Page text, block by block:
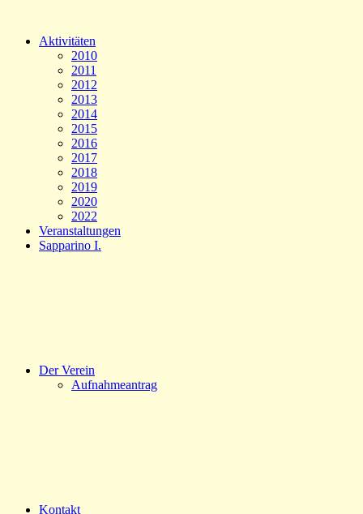
Aktivitäten
2010
2011
2012
2013
2014
2015
2016
2017
2018
2019
2020
2022
Veranstaltungen
Sapparino I.
Der Verein
Aufnahmeantrag
Kontakt